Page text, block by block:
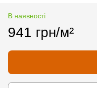
В наявності
941 грн/м²